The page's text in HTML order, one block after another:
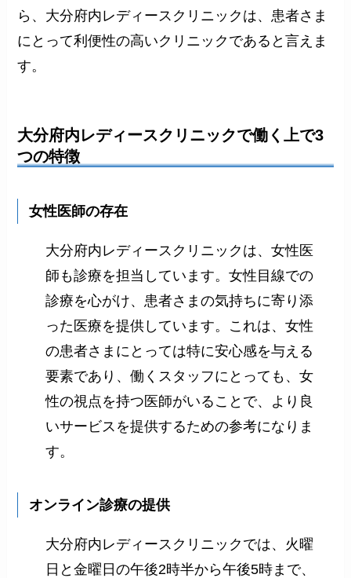
ら、大分府内レディースクリニックは、患者さま
にとって利便性の高いクリニックであると言えま
す。
大分府内レディースクリニックで働く上で3
つの特徴
女性医師の存在
大分府内レディースクリニックは、女性医
師も診療を担当しています。女性目線での
診療を心がけ、患者さまの気持ちに寄り添
った医療を提供しています。これは、女性
の患者さまにとっては特に安心感を与える
要素であり、働くスタッフにとっても、女
性の視点を持つ医師がいることで、より良
いサービスを提供するための参考になりま
す。
オンライン診療の提供
大分府内レディースクリニックでは、火曜
日と金曜日の午後2時半から午後5時まで、